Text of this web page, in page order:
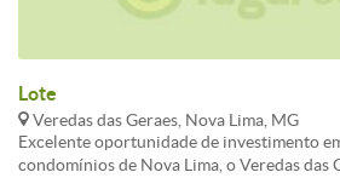
Lote
Veredas das Geraes, Nova Lima, MG
Excelente oportunidade de investimento
condomínios de Nova Lima, o Veredas das